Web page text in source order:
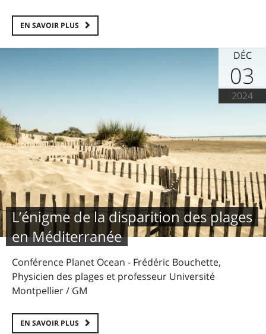
EN SAVOIR PLUS
DÉC
03
2024
L’énigme de la disparition des plages
en Méditerranée
Conférence Planet Ocean - Frédéric Bouchette,
Physicien des plages et professeur Université
Montpellier / GM
EN SAVOIR PLUS